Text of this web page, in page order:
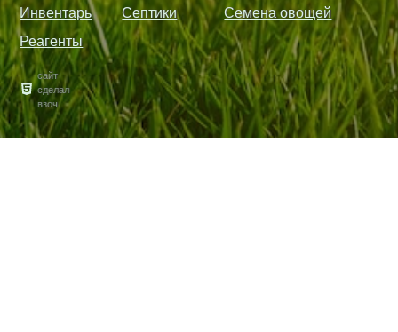
Инвентарь
Септики
Семена овощей
Реагенты
сайт
сделал
взоч